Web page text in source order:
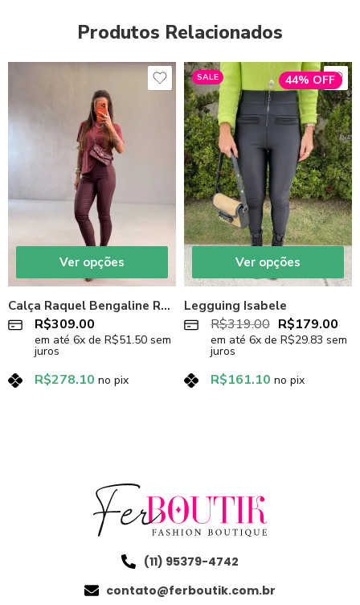
Produtos Relacionados
Ver opções
Calça Raquel Bengaline Resinado
R$309.00
em até 6x de R$51.50 sem
juros
R$278.10 no pix
SALE 44% OFF
Ver opções
Legguing Isabele
R$319.00 R$179.00
em até 6x de R$29.83 sem
juros
R$161.10 no pix
(11) 95379-4742
contato@ferboutik.com.br